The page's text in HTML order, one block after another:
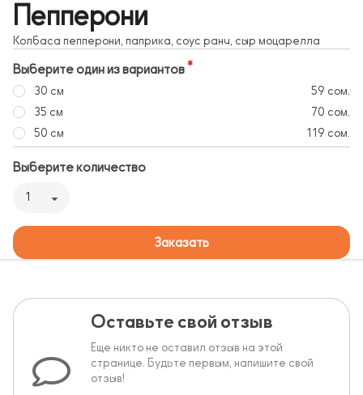
Пепперони
Колбаса пепперони, паприка, соус ранч, сыр моцарелла
Выберите один из вариантов
30 см
59 сом.
35 см
70 сом.
50 см
119 сом.
Выберите количество
1
Заказать
Оставьте свой отзыв
Еще никто не оставил отзыв на этой
странице. Будьте первым, напишите свой
отзыв!